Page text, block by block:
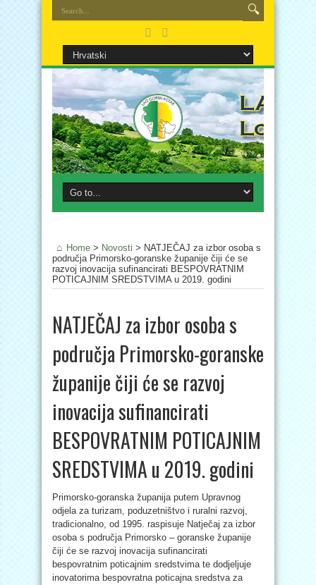
Home > Novosti > NATJEČAJ za izbor osoba s
područja Primorsko-goranske županije čiji će se
razvoj inovacija sufinancirati BESPOVRATNIM
POTICAJNIM SREDSTVIMA u 2019. godini
NATJEČAJ za izbor osoba s
područja Primorsko-goranske
županije čiji će se razvoj
inovacija sufinancirati
BESPOVRATNIM POTICAJNIM
SREDSTVIMA u 2019. godini
Primorsko-goranska županija putem Upravnog
odjela za turizam, poduzetništvo i ruralni razvoj,
tradicionalno, od 1995. raspisuje Natječaj za izbor
osoba s područja Primorsko – goranske županije
čiji će se razvoj inovacija sufinancirati
bespovratnim poticajnim sredstvima te dodjeljuje
inovatorima bespovratna poticajna sredstva za